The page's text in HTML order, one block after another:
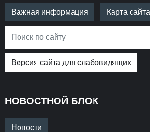
Важная информация Карта сайта
Версия сайта для слабовидящих
НОВОСТНОЙ БЛОК
Новости